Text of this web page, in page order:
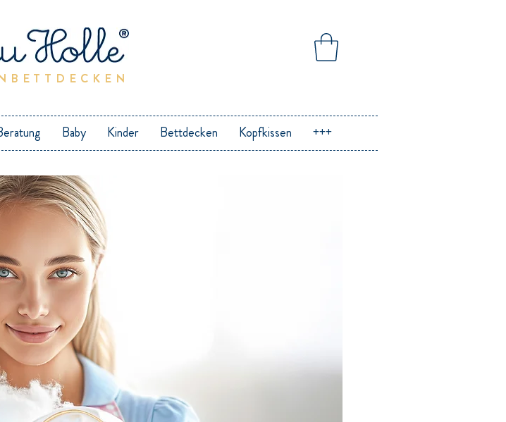
Baby Kinder Bettdecken Kopfkissen +++